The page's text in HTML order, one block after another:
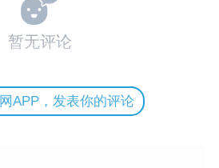
暂无评论
APP，发表你的评论